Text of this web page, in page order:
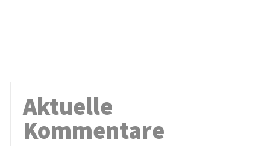
Aktuelle
Kommentare